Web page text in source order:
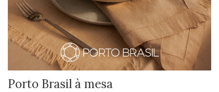
Porto Brasil à mesa